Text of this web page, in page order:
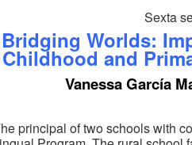
Sexta
Bridging Worlds:
Childhood and
Vanessa García
principal of two schools with